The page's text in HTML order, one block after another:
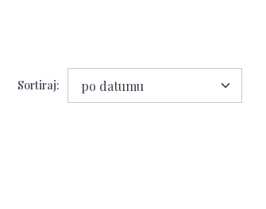
Sortiraj: po datumu